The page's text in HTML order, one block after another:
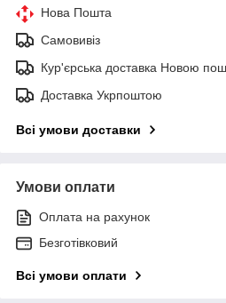
Нова Пошта
Самовивіз
Кур'єрська доставка Новою
Доставка Укрпоштою
Всі умови доставки
Умови оплати
Оплата на рахунок
Безготівковий
Всі умови оплати